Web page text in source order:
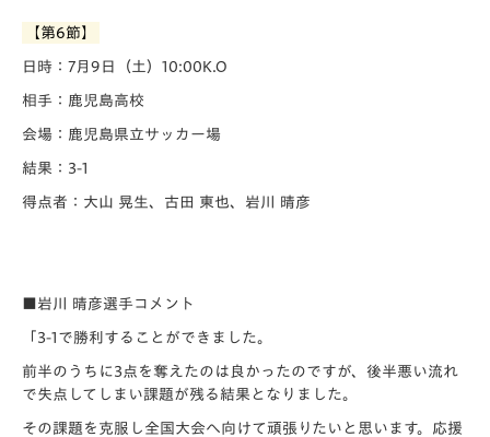
【第6節】
日時：7月9日（土）10:00K.O
相手：鹿児島高校
会場：鹿児島県立サッカー場
結果：3-1
得点者：大山 晃生、古田 東也、岩川 晴彦
■岩川 晴彦選手コメント
「3-1で勝利することができました。
前半のうちに3点を奪えたのは良かったのですが、後半悪い流れ
で失点してしまい課題が残る結果となりました。
その課題を克服し全国大会へ向けて頑張りたいと思います。応援